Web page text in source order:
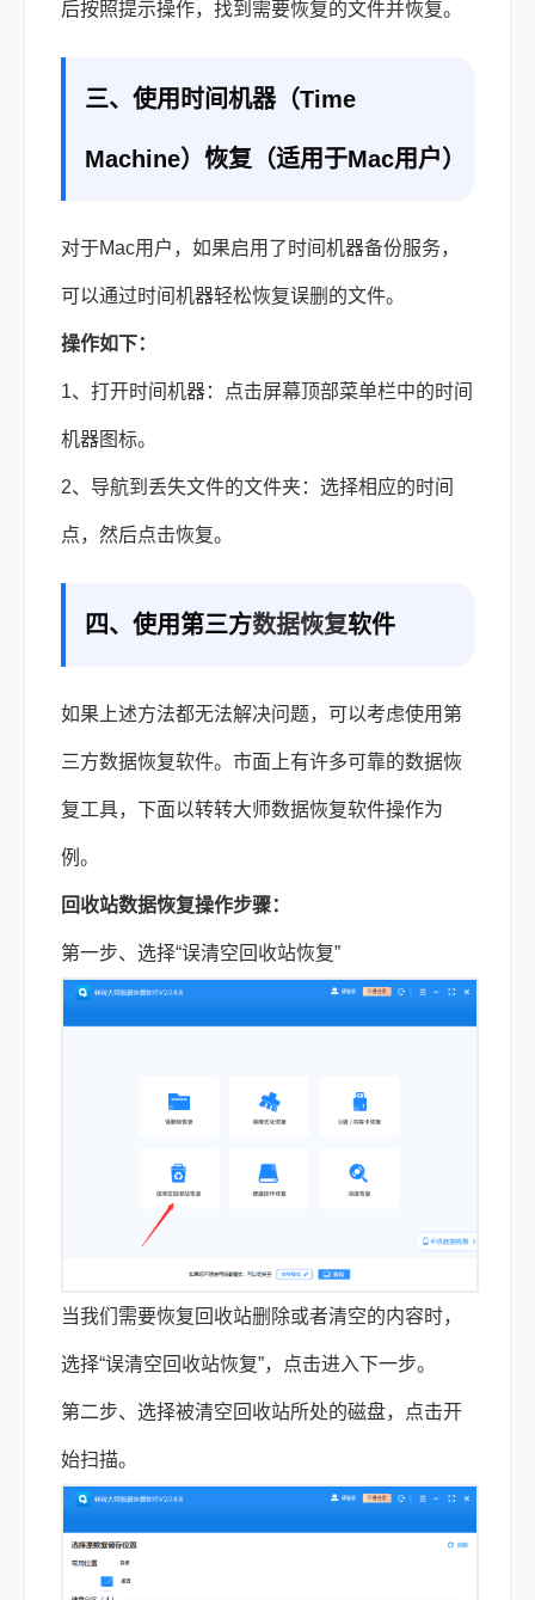
后按照提示操作，找到需要恢复的文件并恢复。
三、使用时间机器（Time
Machine）恢复（适用于Mac用户）
对于Mac用户，如果启用了时间机器备份服务，
可以通过时间机器轻松恢复误删的文件。
操作如下：
1、打开时间机器：点击屏幕顶部菜单栏中的时间
机器图标。
2、导航到丢失文件的文件夹：选择相应的时间
点，然后点击恢复。
四、使用第三方数据恢复软件
如果上述方法都无法解决问题，可以考虑使用第
三方数据恢复软件。市面上有许多可靠的数据恢
复工具，下面以转转大师数据恢复软件操作为
例。
回收站数据恢复操作步骤：
第一步、选择“误清空回收站恢复”
当我们需要恢复回收站删除或者清空的内容时，
选择“误清空回收站恢复”，点击进入下一步。
第二步、选择被清空回收站所处的磁盘，点击开
始扫描。